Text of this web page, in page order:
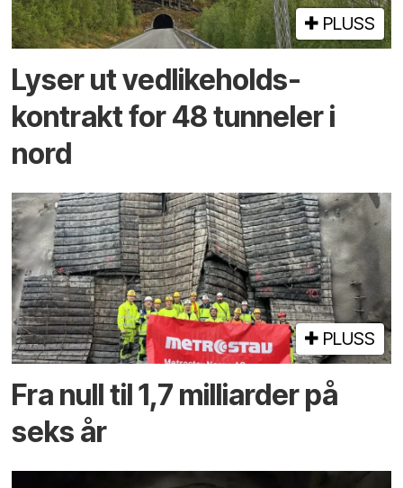
PLUSS
Lyser ut vedlikeholds­
kontrakt for 48 tunneler i
nord
PLUSS
Fra null til 1,7 milliarder på
seks år